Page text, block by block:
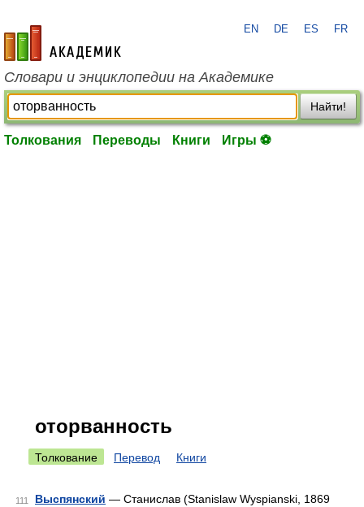
academic.ru
EN DE ES FR
Словари и энциклопедии на Академике
Найти!
Толкования Переводы Книги Игры ⚽
оторванность
Толкование Перевод Книги
111 Выспянский — Станислав (Stanislaw Wyspianski, 1869